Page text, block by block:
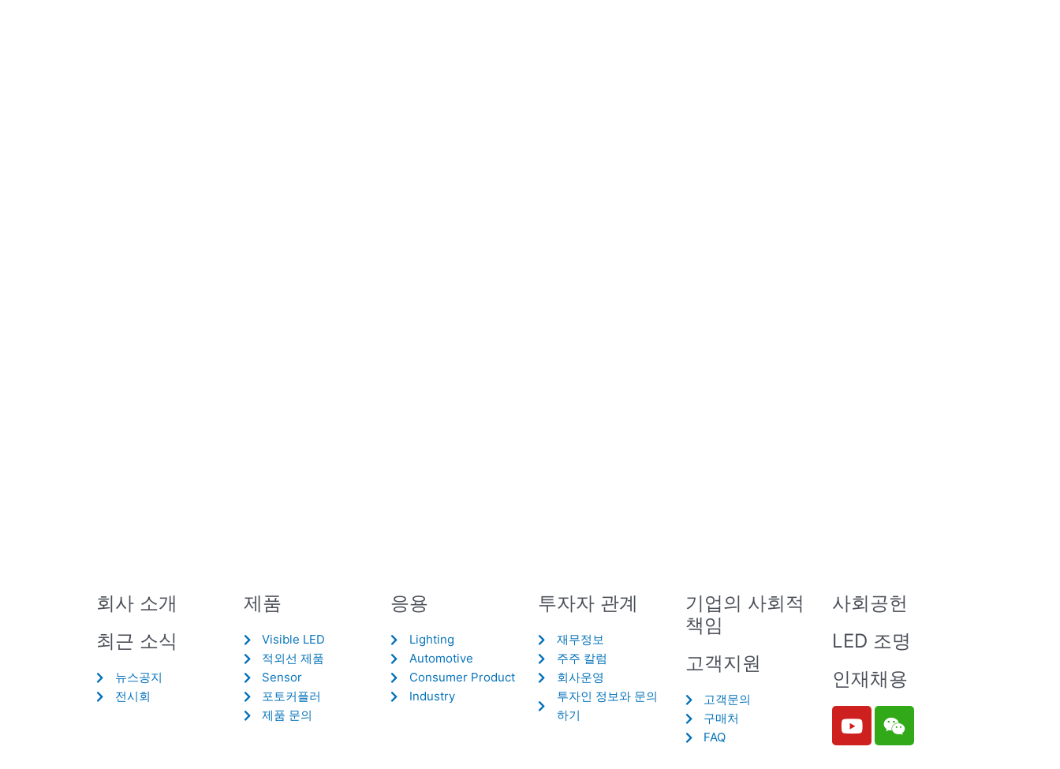
회사 소개
최근 소식
뉴스공지
전시회
제품
Visible LED
적외선 제품
Sensor
포토커플러
제품 문의
응용
Lighting
Automotive
Consumer Product
Industry
투자자 관계
재무정보
주주 칼럼
회사운영
투자인 정보와 문의
하기
기업의 사회적
책임
고객지원
고객문의
구매처
FAQ
사회공헌
LED 조명
인재채용
Y
o
W
e